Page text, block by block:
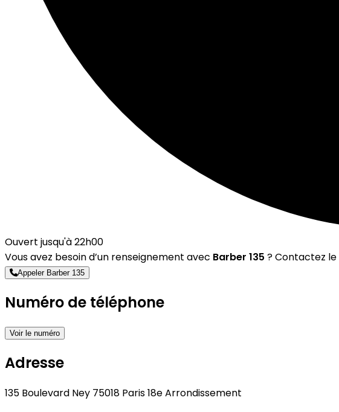
Ouvert jusqu'à 22h00
Vous avez besoin d’un renseignement avec Barber 135 ? Contactez le
Appeler Barber 135
Numéro de téléphone
Voir le numéro
Adresse
135 Boulevard Ney 75018 Paris 18e Arrondissement